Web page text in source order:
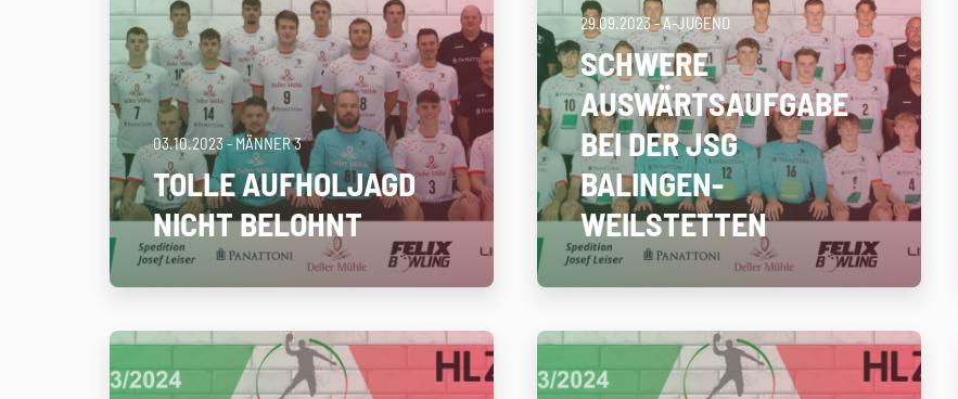
03.10.2023- MÄNNER 3
TOLLE AUFHOLJAGD
NICHT BELOHNT
29.09.2023- A-JUGEND
SCHWERE
AUSWÄRTSAUFGABE
BEI DER JSG
BALINGEN-
WEILSTETTEN